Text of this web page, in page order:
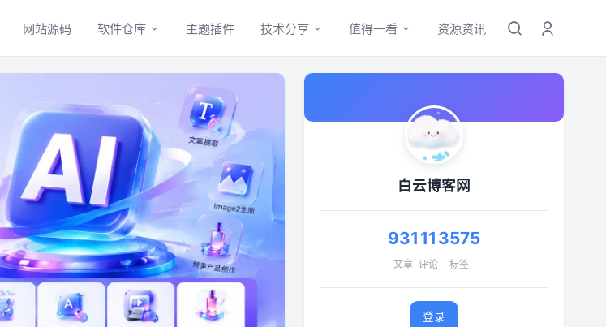
网站源码 软件仓库 主题插件 技术分享 值得一看 资源资讯
白云博客网
931
文章
11
评论
3575
标签
登录